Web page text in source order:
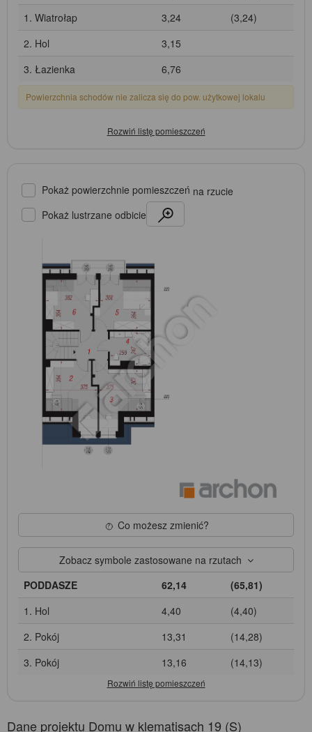
1. Wiatrołap
3,24
(3,24)
2. Hol
3,15
3. Łazienka
6,76
Powierzchnia schodów nie zalicza się do pow. użytkowej lokalu
Pokaż powierzchnie pomieszczeń na rzucie
Pokaż lustrzane odbicie
Co możesz zmienić?
Zobacz symbole zastosowane na rzutach
PODDASZE
62,14
(65,81)
1. Hol
4,40
(4,40)
2. Pokój
13,31
(14,28)
3. Pokój
13,16 (14,13)
Dane projektu Domu w klematisach 19 (S)